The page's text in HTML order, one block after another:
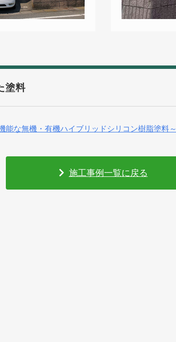
塗料
能な無機・有機ハイブリッドシリコン樹脂塗料～
施工事例一覧に戻る